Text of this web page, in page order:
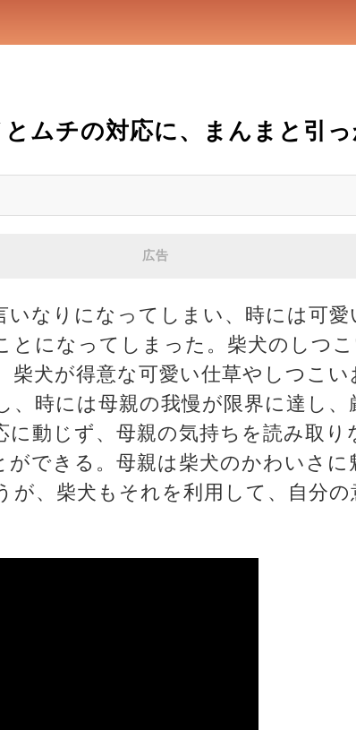
ムチの対応に、まんまと引っ
広告
いなりになってしまい、時には可
とになってしまった。柴犬のしつ
柴犬が得意な可愛い仕草やしつこ
、時には母親の我慢が限界に達し、
に動じず、母親の気持ちを読み取り
できる。母親は柴犬のかわいさに
が、柴犬もそれを利用して、自分